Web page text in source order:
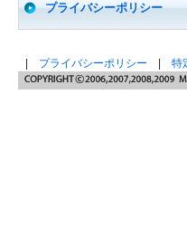
プライバシーポリシー
プライバシーポリシー 特